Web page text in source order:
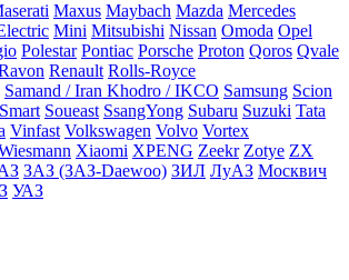
Maxus Maybach Mazda Mercedes
Mini Mitsubishi Nissan Omoda Opel
Polestar Pontiac Porsche Proton Qoros Qvale
Renault Rolls-Royce
Samand / Iran Khodro / IKCO Samsung Scion
Smart Soueast SsangYong Subaru Suzuki Tata
Vinfast Volkswagen Volvo Vortex
Xiaomi XPENG Zeekr Zotye ZX
ЗАЗ (ЗАЗ-Daewoo) ЗИЛ ЛуАЗ Москвич
УАЗ